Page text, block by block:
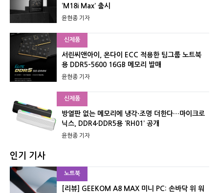
‘M18i Max’ 출시
윤현종 기자
신제품
서린씨앤아이, 온다이 ECC 적용한 팀그룹 노트북
용 DDR5-5600 16GB 메모리 발매
윤현종 기자
신제품
방열판 없는 메모리에 냉각·조명 더한다…마이크로
닉스, DDR4·DDR5용 ‘RH01’ 공개
윤현종 기자
인기 기사
노트북
[리뷰] GEEKOM A8 MAX 미니 PC: 손바닥 위 워